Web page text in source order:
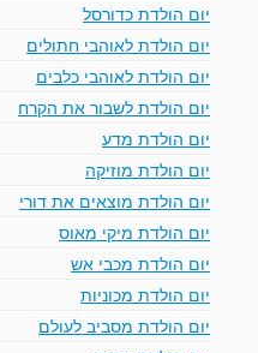
יום הולדת כדורסל
יום הולדת לאוהבי חתולים
יום הולדת לאוהבי כלבים
יום הולדת לשבור את הקרח
יום הולדת מדע
יום הולדת מוזיקה
יום הולדת מוצאים את דורי
יום הולדת מיקי מאוס
יום הולדת מכבי אש
יום הולדת מכוניות
יום הולדת מסביב לעולם